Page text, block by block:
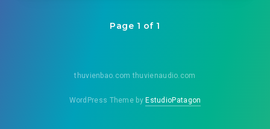
Page 1 of 1
thuvienbao.com thuvienaudio.com
WordPress Theme byEstudioPatagon